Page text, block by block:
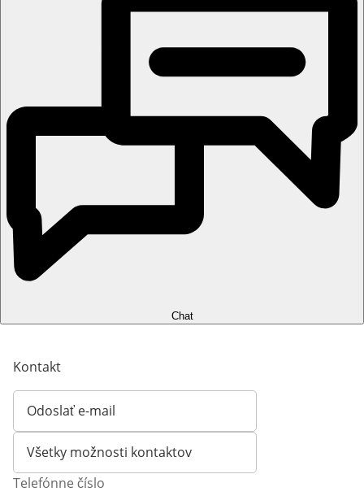
Chat
Kontakt
Odoslať e-mail
Otvorí e-mailového klienta
Všetky možnosti kontaktov
Telefónne číslo